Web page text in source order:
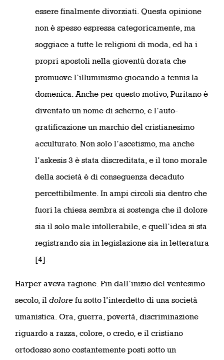
essere finalmente divorziati. Questa opinione
non è spesso espressa categoricamente, ma
soggiace a tutte le religioni di moda, ed ha i
propri apostoli nella gioventù dorata che
promuove l’illuminismo giocando a tennis la
domenica. Anche per questo motivo, Puritano è
diventato un nome di scherno, e l’auto-
gratificazione un marchio del cristianesimo
acculturato. Non solo l’ascetismo, ma anche
l’askesis 3 è stata discreditata, e il tono morale
della società è di conseguenza decaduto
percettibilmente. In ampi circoli sia dentro che
fuori la chiesa sembra si sostenga che il dolore
sia il solo male intollerabile, e quell’idea si sta
registrando sia in legislazione sia in letteratura
[4].
Harper aveva ragione. Fin dall’inizio del ventesimo
secolo, il dolore fu sotto l’interdetto di una società
umanistica. Ora, guerra, povertà, discriminazione
riguardo a razza, colore, o credo, e il cristiano
ortodosso sono costantemente posti sotto un